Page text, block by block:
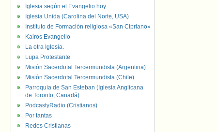
Iglesia según el Evangelio hoy
Iglesia Unida (Carolina del Norte, USA)
Instituto de Formación religiosa «San Cipriano»
Kairos Evangelio
La otra Iglesia.
Lupa Protestante
Misión Sacerdotal Tercermundista (Argentina)
Misión Sacerdotal Tercermundista (Chile)
Parroquia de San Esteban (Iglesia Anglicana
de Toronto, Canadá)
PodcastyRadio (Cristianos)
Por tantas
Redes Cristianas